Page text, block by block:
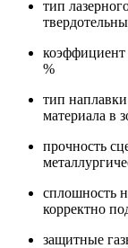
тип
%
тип
материала в
прочность
сплошность
корректно
защитные